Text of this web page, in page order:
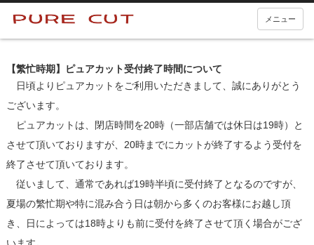
メニュー
【繁忙時期】ピュアカット受付終了時間について
日頃よりピュアカットをご利用いただきまして、誠にありがとう
ございます。
ピュアカットは、閉店時間を20時（一部店舗では休日は19時）と
させて頂いておりますが、20時までにカットが終了するよう受付を
終了させて頂いております。
従いまして、通常であれば19時半頃に受付終了となるのですが、
夏場の繁忙期や特に混み合う日は朝から多くのお客様にお越し頂
き、日によっては18時よりも前に受付を終了させて頂く場合がござ